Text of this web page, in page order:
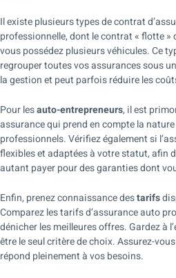
Il existe plusieurs types de contrat
professionnelle, dont le contrat « flotte
vous possédez plusieurs véhicules. Ce
regrouper toutes vos assurances sous
la gestion et peut parfois réduire les
Pour lesauto-entrepreneurs, il est
assurance qui prend en compte la
professionnels. Vérifiez également si
flexibles et adaptées à votre statut, afin
autant payer pour des garanties dont
Enfin, prenez connaissance destarifs
Comparez les tarifs d’assurance auto
dénicher les meilleures offres. Gardez à
être le seul critère de choix. Assurez-
répond pleinement à vos besoins.